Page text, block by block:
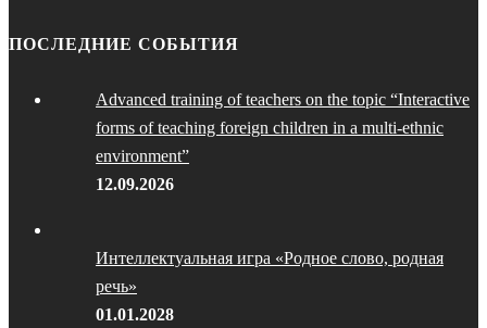
ПОСЛЕДНИЕ СОБЫТИЯ
Advanced training of teachers on the topic “Interactive
forms of teaching foreign children in a multi-ethnic
environment”
12.09.2026
Интеллектуальная игра «Родное слово, родная
речь»
01.01.2028